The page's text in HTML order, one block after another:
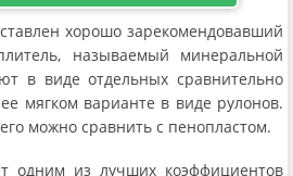
хорошо зарекомендовавший
называемый минеральной
в виде отдельных сравнительно
мягком варианте в виде рулонов.
можно сравнить с пенопластом.
одним из лучших коэффициентов